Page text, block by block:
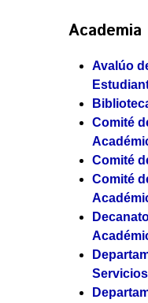
Academia
Avalúo
Comité
Comité
Comité